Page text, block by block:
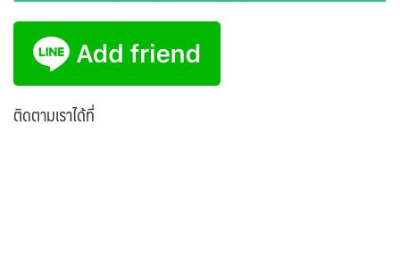
ติดตามเราได้ที่